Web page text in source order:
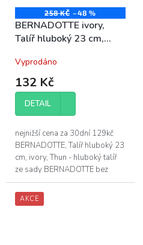
258 KČ –48 %
BERNADOTTE ivory,
Talíř hluboký 23 cm,
Vyprodáno
132 Kč
DETAIL
nejnižší cena za 30dní 129kč
BERNADOTTE, Talíř hluboký 23
cm, ivory, Thun - hluboký talíř
ze sady BERNADOTTE bez
dekoru, v barvě slonová kost -
průměr hlubokého talíře je 23
cm...
AKCE